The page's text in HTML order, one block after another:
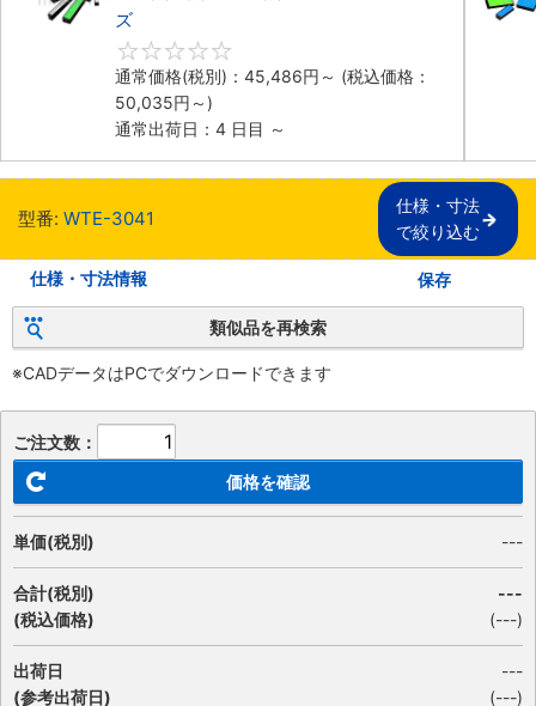
ズ
通常価格(税別)： 45,486円 ～ (税込価格：
50,035円 ～)
通常出荷日：4 日目 ～
型番: WTE-3041
仕様・寸法
で絞り込む
仕様・寸法情報 保存
類似品を再検索
※CADデータはPCでダウンロードできます
ご注文数：
価格を確認
単価(税別) ---
合計(税別)
(税込価格)
---
(---)
出荷日
(参考出荷日)
---
(---)